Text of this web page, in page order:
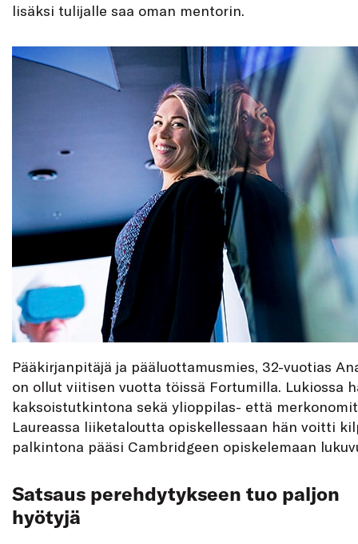
lisäksi tulijalle saa oman mentorin.
Pääkirjanpitäjä ja pääluottamusmies, 32-vuotias
on ollut viitisen vuotta töissä Fortumilla. Lukiossa
kaksoistutkintona sekä ylioppilas- että
Laureassa liiketaloutta opiskellessaan hän voitti
palkintona pääsi Cambridgeen opiskelemaan
Satsaus perehdytykseen tuo paljon
hyötyjä